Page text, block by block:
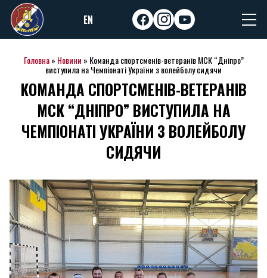
Skip
to
content
EN facebookinstagram
youtube
Головна» Новини » Команда спортсменів-ветеранів МСК “Дніпро”
виступила на Чемпіонаті України з волейболу сидячи
КОМАНДА СПОРТСМЕНІВ-ВЕТЕРАНІВ
МСК “ДНІПРО” ВИСТУПИЛА НА
ЧЕМПІОНАТІ УКРАЇНИ З ВОЛЕЙБОЛУ
СИДЯЧИ